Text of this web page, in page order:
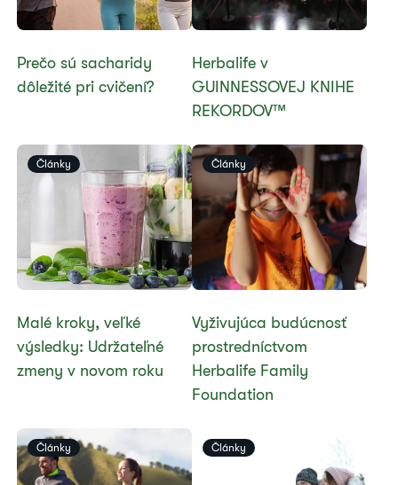
​​Prečo sú sacharidy
dôležité pri cvičení?​
Herbalife v
GUINNESSOVEJ KNIHE
REKORDOV™
Články
Malé kroky, veľké
výsledky: Udržateľné
zmeny v novom roku
Články
Vyživujúca budúcnosť
prostredníctvom
Herbalife Family
Foundation
Články Články